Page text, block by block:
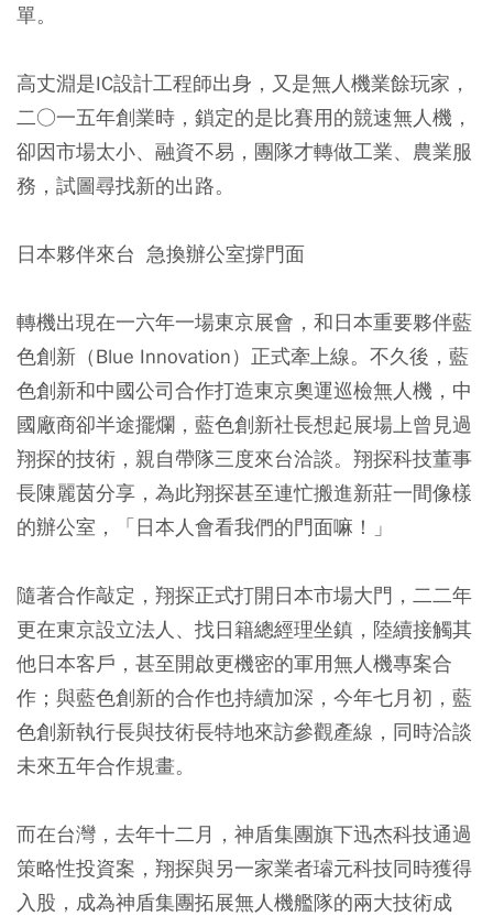
單。
高丈淵是IC設計工程師出身，又是無人機業餘玩家，
二○一五年創業時，鎖定的是比賽用的競速無人機，
卻因市場太小、融資不易，團隊才轉做工業、農業服
務，試圖尋找新的出路。
日本夥伴來台 急換辦公室撐門面
轉機出現在一六年一場東京展會，和日本重要夥伴藍
色創新（Blue Innovation）正式牽上線。不久後，藍
色創新和中國公司合作打造東京奧運巡檢無人機，中
國廠商卻半途擺爛，藍色創新社長想起展場上曾見過
翔探的技術，親自帶隊三度來台洽談。翔探科技董事
長陳麗茵分享，為此翔探甚至連忙搬進新莊一間像樣
的辦公室，「日本人會看我們的門面嘛！」
隨著合作敲定，翔探正式打開日本市場大門，二二年
更在東京設立法人、找日籍總經理坐鎮，陸續接觸其
他日本客戶，甚至開啟更機密的軍用無人機專案合
作；與藍色創新的合作也持續加深，今年七月初，藍
色創新執行長與技術長特地來訪參觀產線，同時洽談
未來五年合作規畫。
而在台灣，去年十二月，神盾集團旗下迅杰科技通過
策略性投資案，翔探與另一家業者璿元科技同時獲得
入股，成為神盾集團拓展無人機艦隊的兩大技術成